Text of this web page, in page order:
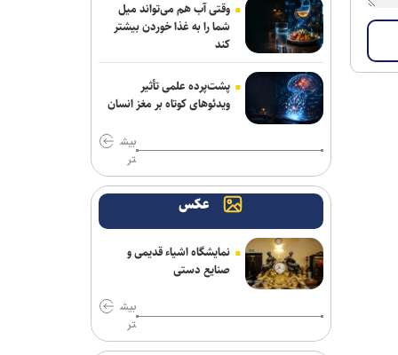
«آبجی‌ها و آقاجان» در تالار حافظ روی
صحنه می‌رود
وقتی آب هم می‌تواند میل
شما را به غذا خوردن بیشتر
کند
پشت‌پرده علمی تأثیر
ویدئو‌های کوتاه بر مغز انسان
بیش
تر
عکس
نمایشگاه اشیاء قدیمی و
صنایع دستی
بیش
تر